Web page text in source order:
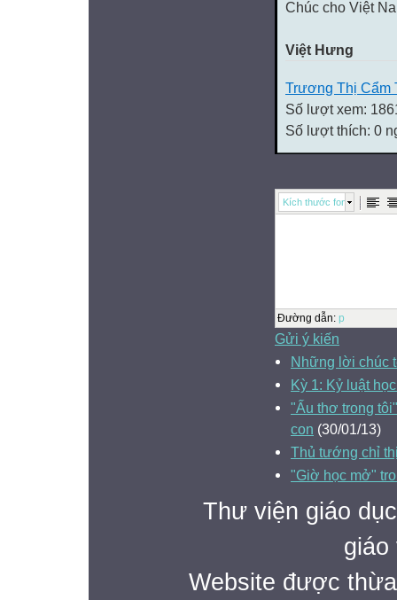
Chúc cho Việt
Việt Hưng
Trương Thị Cẩm
Số lượt xem:
Số lượt thích: 0
Kích thước font
Đường dẫn: p
Gửi ý kiến
Những lời chúc
Kỳ 1: Kỷ luật
"Ấu thơ trong
con (30/01/13)
Thủ tướng chỉ
"Giờ học mở"
Thư viện giáo
giáo
Website được